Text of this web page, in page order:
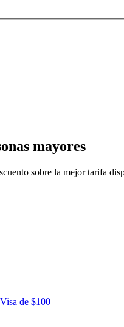
mayores
sobre la mejor tarifa
de $100